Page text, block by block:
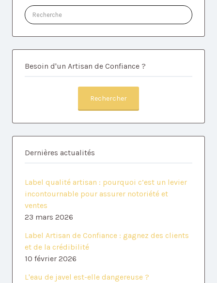
Rechercher:
Besoin d'un Artisan de Confiance ?
Rechercher
Dernières actualités
Label qualité artisan : pourquoi c’est un levier
incontournable pour assurer notoriété et
ventes
23 mars 2026
Label Artisan de Confiance : gagnez des clients
et de la crédibilité
10 février 2026
L'eau de javel est-elle dangereuse ?